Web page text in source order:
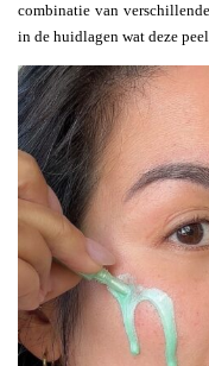
combinatie van
in de huidlagen wat deze